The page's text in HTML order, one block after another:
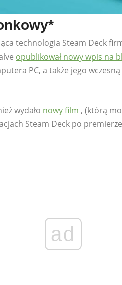
technologia Steam Deck
opublikował nowy wpis na
PC, a także jego
wydało nowy film , (którą
Steam Deck po
ad